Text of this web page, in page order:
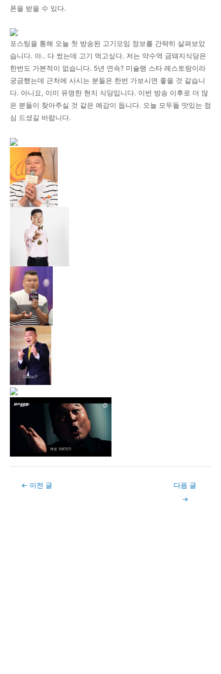
폰을 받을 수 있다.
포스팅을 통해 오늘 첫 방송된 고기모임 정보를 간략히 살펴보았
습니다. 아.. 다 썼는데 고기 먹고싶다. 저는 약수역 금돼지식당은
한번도 가본적이 없습니다. 5년 연속? 미슐랭 스타 레스토랑이라
궁금했는데 근처에 사시는 분들은 한번 가보시면 좋을 것 같습니
다. 아니요, 이미 유명한 현지 식당입니다. 이번 방송 이후로 더 많
은 분들이 찾아주실 것 같은 예감이 듭니다. 오늘 모두들 맛있는 점
심 드셨길 바랍니다.
Post← 이전 글
다음 글
→